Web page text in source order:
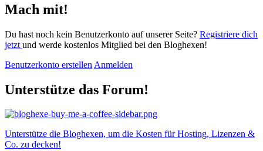
Mach mit!
Du hast noch kein Benutzerkonto auf unserer Seite? Registriere dich
jetzt und werde kostenlos Mitglied bei den Bloghexen!
Benutzerkonto erstellen Anmelden
Unterstütze das Forum!
Unterstütze die Bloghexen, um die Kosten für Hosting, Lizenzen &
Co. zu decken!